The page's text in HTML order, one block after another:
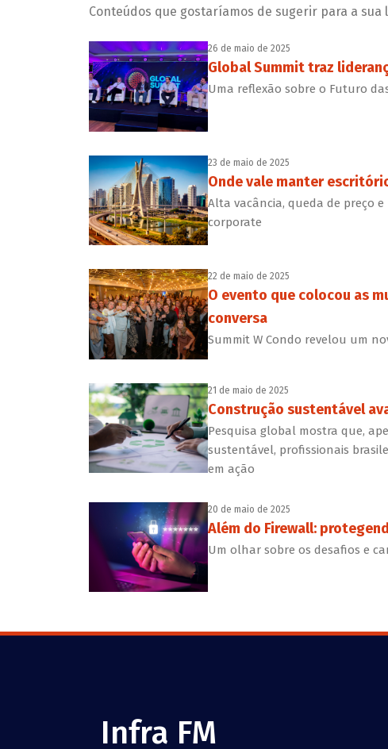
Conteúdos que gostaríamos de sugerir para a sua
26 de maio de 2025
Global Summit traz
Uma reflexão sobre o Futuro
23 de maio de 2025
Onde vale manter
Alta vacância, queda de preço
corporate
22 de maio de 2025
O evento que colocou as
conversa
Summit W Condo revelou um
21 de maio de 2025
Construção sustentável
Pesquisa global mostra que,
sustentável, profissionais
em ação
20 de maio de 2025
Além do Firewall:
Um olhar sobre os desafios e
Infra FM